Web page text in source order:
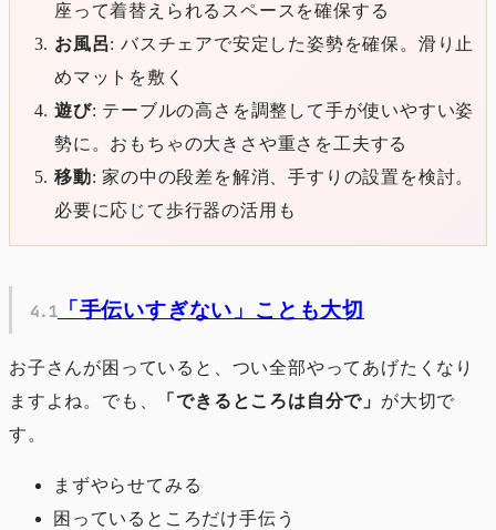
座って着替えられるスペースを確保する
お風呂: バスチェアで安定した姿勢を確保。滑り止
めマットを敷く
遊び: テーブルの高さを調整して手が使いやすい姿
勢に。おもちゃの大きさや重さを工夫する
移動: 家の中の段差を解消、手すりの設置を検討。
必要に応じて歩行器の活用も
「手伝いすぎない」ことも大切
お子さんが困っていると、つい全部やってあげたくなり
ますよね。でも、
「できるところは自分で」 が大切で
す。
まずやらせてみる
困っているところだけ手伝う